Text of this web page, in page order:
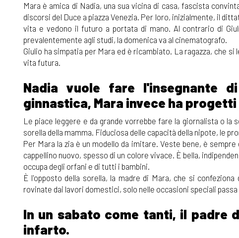
Mara è amica di Nadia, una sua vicina di casa, fascista
discorsi del Duce a piazza Venezia. Per loro, inizialmente, il
vita e vedono il futuro a portata di mano. Al contrario di
prevalentemente agli studi, la domenica va al cinematografo.
Giulio ha simpatia per Mara ed è ricambiato. La ragazza, che
vita futura.
Nadia vuole fare l'insegnante
ginnastica, Mara invece ha
Le piace leggere e da grande vorrebbe fare la giornalista o la
sorella della mamma. Fiduciosa delle capacità della nipote, le
Per Mara la zia è un modello da imitare. Veste bene, è
cappellino nuovo, spesso di un colore vivace. È bella,
occupa degli orfani e di tutti i bambini.
È l'opposto della sorella, la madre di Mara, che si
rovinate dai lavori domestici, solo nelle occasioni speciali passa
In un sabato come tanti, il padre
infarto.